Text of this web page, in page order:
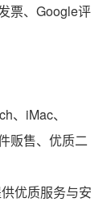
票、Google评
、iMac、
贩售、优质二
优质服务与安